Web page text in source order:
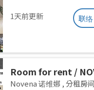
1天前更新 联
Room for rent /
2,3 pax stay /
Novena 诺维娜 ,分租房间